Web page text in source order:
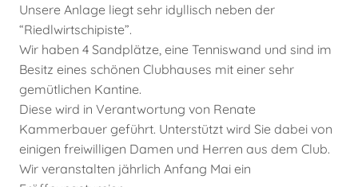
Unsere Anlage liegt sehr idyllisch neben der
“Riedlwirtschipiste”.
Wir haben 4 Sandplätze, eine Tenniswand und sind im
Besitz eines schönen Clubhauses mit einer sehr
gemütlichen Kantine.
Diese wird in Verantwortung von Renate
Kammerbauer geführt. Unterstützt wird Sie dabei von
einigen freiwilligen Damen und Herren aus dem Club.
Wir veranstalten jährlich Anfang Mai ein